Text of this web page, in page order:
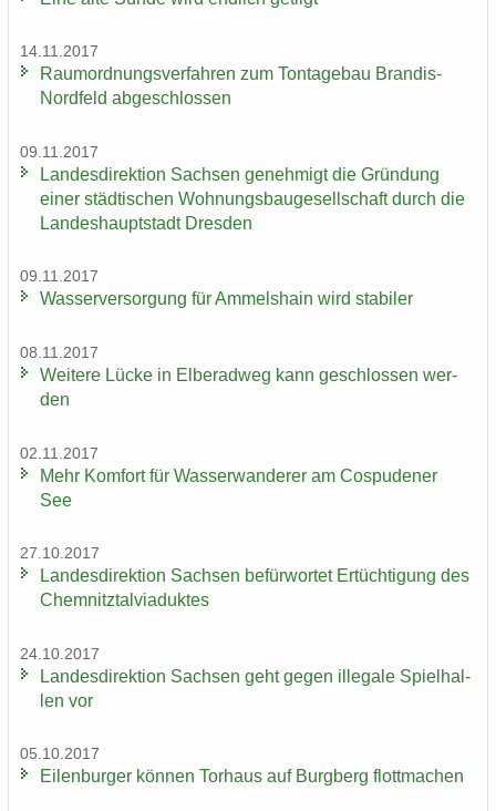
14.11.2017
Raum­ord­nungs­ver­fah­ren zum Ton­ta­ge­bau Brandis-​
Nordfeld ab­ge­schlos­sen
09.11.2017
Lan­des­di­rek­ti­on Sach­sen ge­neh­migt die Grün­dung
einer städ­ti­schen Woh­nungs­bau­ge­sell­schaft durch die
Lan­des­haupt­stadt Dres­den
09.11.2017
Was­ser­ver­sor­gung für Am­mels­hain wird sta­bi­ler
08.11.2017
Wei­te­re Lücke in El­be­rad­weg kann ge­schlos­sen wer­
den
02.11.2017
Mehr Kom­fort für Was­ser­wan­de­rer am Cos­pu­de­ner
See
27.10.2017
Lan­des­di­rek­ti­on Sach­sen be­für­wor­tet Er­tüch­ti­gung des
Chem­nitz­tal­via­duk­tes
24.10.2017
Lan­des­di­rek­ti­on Sach­sen geht gegen il­le­ga­le Spiel­hal­
len vor
05.10.2017
Ei­len­bur­ger kön­nen Tor­haus auf Burg­berg flott­ma­chen